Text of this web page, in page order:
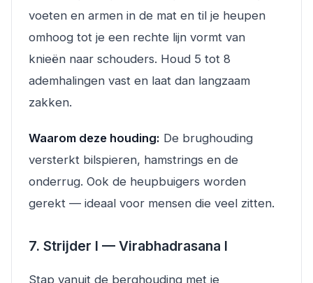
voeten en armen in de mat en til je heupen
omhoog tot je een rechte lijn vormt van
knieën naar schouders. Houd 5 tot 8
ademhalingen vast en laat dan langzaam
zakken.
Waarom deze houding: De brughouding
versterkt bilspieren, hamstrings en de
onderrug. Ook de heupbuigers worden
gerekt — ideaal voor mensen die veel zitten.
7. Strijder I — Virabhadrasana I
Stap vanuit de berghouding met je